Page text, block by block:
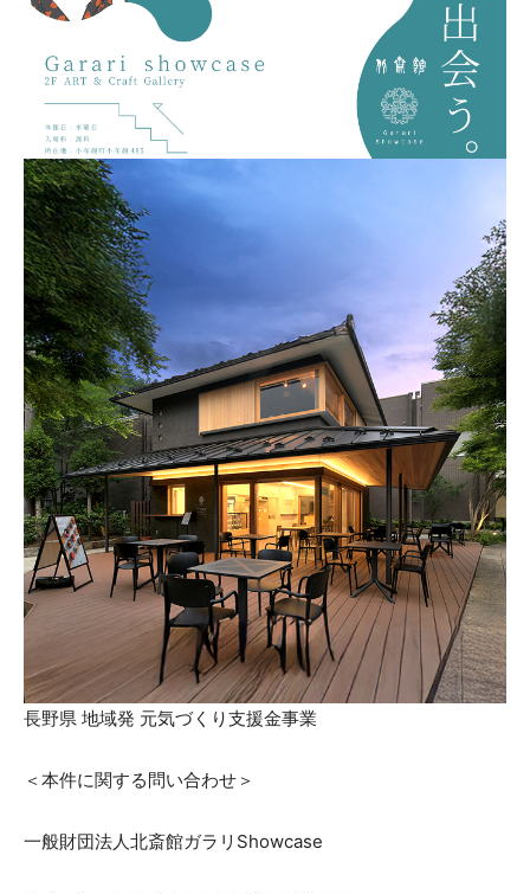
長野県 地域発 元気づくり支援金事業
＜本件に関する問い合わせ＞
一般財団法人北斎館ガラリShowcase